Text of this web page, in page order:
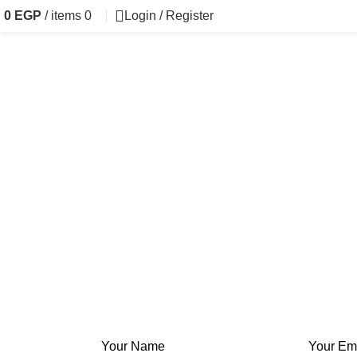
Login / Register
0
items
/
0 EGP
Your Name Your